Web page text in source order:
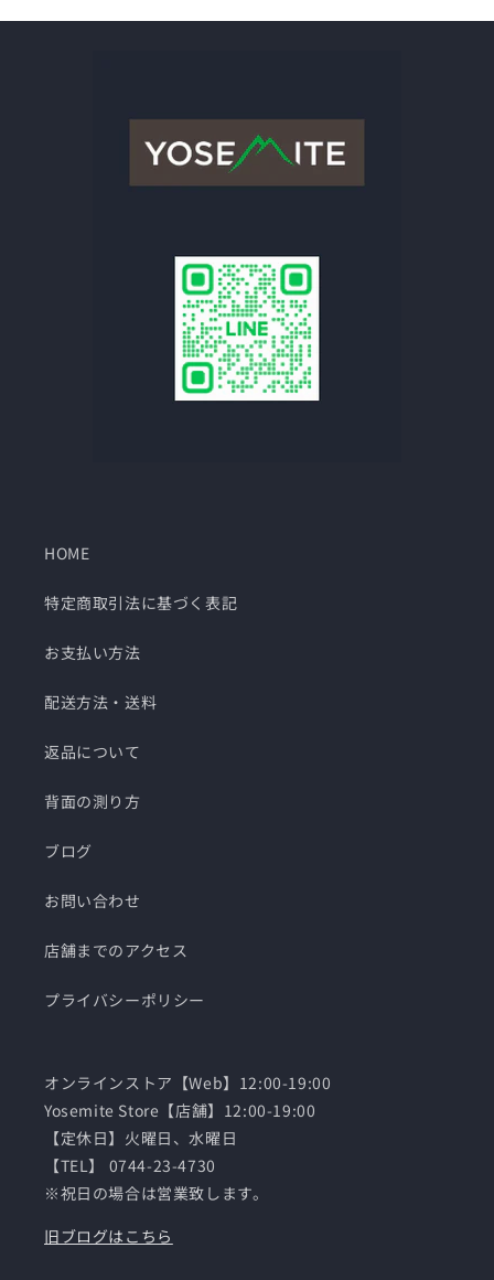
HOME
特定商取引法に基づく表記
お支払い方法
配送方法・送料
返品について
背面の測り方
ブログ
お問い合わせ
店舗までのアクセス
プライバシーポリシー
オンラインストア【Web】12:00-19:00
Yosemite Store【店舗】12:00-19:00
【定休日】火曜日、水曜日
【TEL】 0744-23-4730
※祝日の場合は営業致します。
旧ブログはこちら